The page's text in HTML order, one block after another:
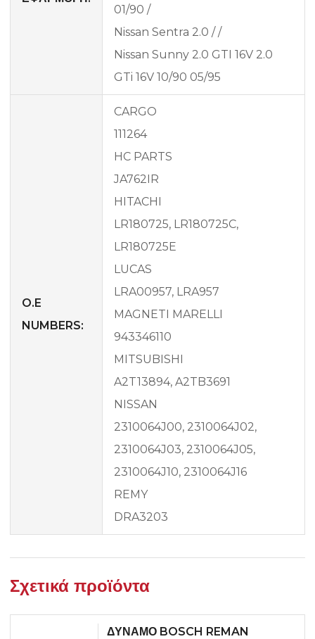
01/90 /
Nissan Sentra 2.0 / /
Nissan Sunny 2.0 GTI 16V 2.0
GTi 16V 10/90 05/95
O.E
NUMBERS:
CARGO
111264
HC PARTS
JA762IR
HITACHI
LR180725, LR180725C,
LR180725E
LUCAS
LRA00957, LRA957
MAGNETI MARELLI
943346110
MITSUBISHI
A2T13894, A2TB3691
NISSAN
2310064J00, 2310064J02,
2310064J03, 2310064J05,
2310064J10, 2310064J16
REMY
DRA3203
Σχετικά προϊόντα
ΔΥΝΑΜΟ BOSCH REMAN